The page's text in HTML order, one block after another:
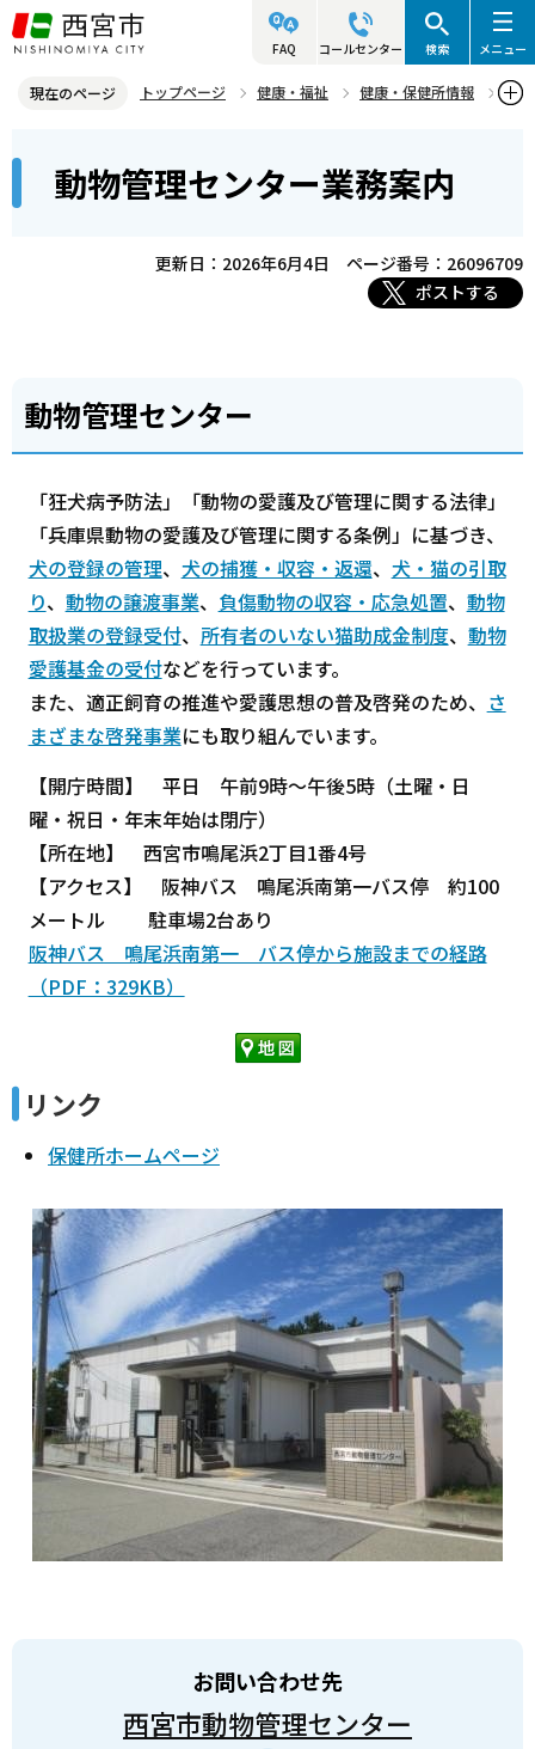
こ
の
ジ
先
FAQ コールセンター 検索 メニュー
現在のページ トップページ 健康・福祉
健康・保健所情報
こ
動物管理センター業務案内
更新日：2026年6月4日
ページ番号：26096709
ポストする
動物管理センター
「狂犬病予防法」「動物の愛護及び管理に関する法律」
「兵庫県動物の愛護及び管理に関する条例」に基づき、
犬の登録の管理、 犬の捕獲・収容・返還、 犬・猫の引取
り、 動物の譲渡事業、 負傷動物の収容・応急処置、 動物
取扱業の登録受付、 所有者のいない猫助成金制度、 動物
愛護基金の受付などを行っています。
また、適正飼育の推進や愛護思想の普及啓発のため、 さ
まざまな啓発事業にも取り組んでいます。
【開庁時間】 平日 午前9時～午後5時（土曜・日
曜・祝日・年末年始は閉庁）
【所在地】 西宮市鳴尾浜2丁目1番4号
【アクセス】 阪神バス 鳴尾浜南第一バス停 約100
メートル 駐車場2台あり
阪神バス 鳴尾浜南第一 バス停から施設までの経路
（PDF：329KB）
リンク
保健所ホームページ
お問い合わせ先
西宮市動物管理センター